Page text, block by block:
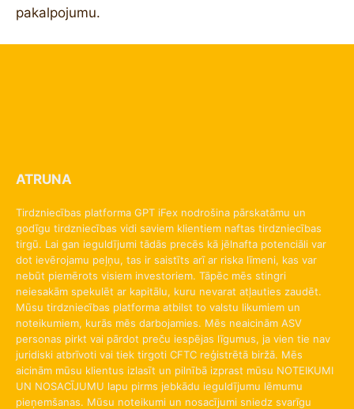
pakalpojumu.
ATRUNA
Tirdzniecības platforma GPT iFex nodrošina pārskatāmu un
godīgu tirdzniecības vidi saviem klientiem naftas tirdzniecības
tirgū. Lai gan ieguldījumi tādās precēs kā jēlnafta potenciāli var
dot ievērojamu peļņu, tas ir saistīts arī ar riska līmeni, kas var
nebūt piemērots visiem investoriem. Tāpēc mēs stingri
neiesakām spekulēt ar kapitālu, kuru nevarat atļauties zaudēt.
Mūsu tirdzniecības platforma atbilst to valstu likumiem un
noteikumiem, kurās mēs darbojamies. Mēs neaicinām ASV
personas pirkt vai pārdot preču iespējas līgumus, ja vien tie nav
juridiski atbrīvoti vai tiek tirgoti CFTC reģistrētā biržā. Mēs
aicinām mūsu klientus izlasīt un pilnībā izprast mūsu NOTEIKUMI
UN NOSACĪJUMU lapu pirms jebkādu ieguldījumu lēmumu
pieņemšanas. Mūsu noteikumi un nosacījumi sniedz svarīgu